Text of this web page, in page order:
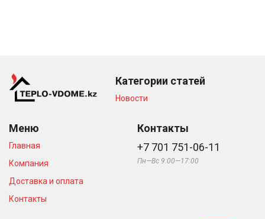
Категории статей
Новости
Меню
Главная
Компания
Доставка и оплата
Контакты
Контакты
+7 701 751-06-11
Пн—Вс 9:00—17:00